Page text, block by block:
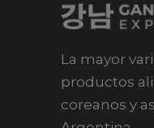
La mayor
productos
coreanos y